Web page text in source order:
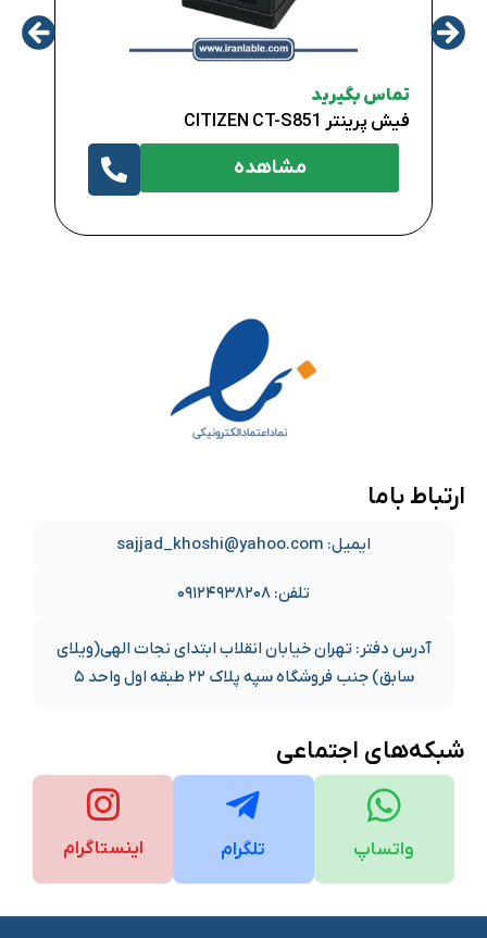
تماس بگیرید
فیش پرینتر CITIZEN CT-S851
مشاهده
ارتباط باما
ایمیل: sajjad_khoshi@yahoo.com
تلفن: ۰۹۱۲۴۹۳۸۲۰۸
آدرس دفتر: تهران خیابان انقلاب ابتدای نجات الهی(ویلای
سابق) جنب فروشگاه سپه پلاک ۲۲ طبقه اول واحد ۵
شبکه‌های اجتماعی
اینستاگرام تلگرام واتساپ